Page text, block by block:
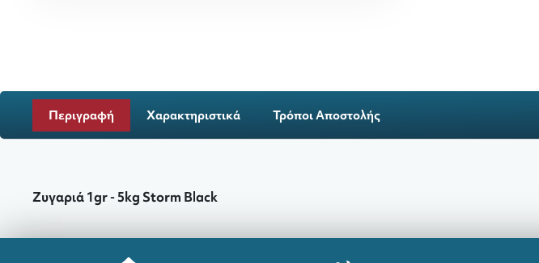
Περιγραφή Χαρακτηριστικά Τρόποι Αποστολής
Ζυγαριά 1gr - 5kg Storm Black